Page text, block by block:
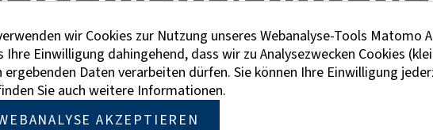
aus Gründen der besseren Lesbarkeit die männliche Bezeichnung
wir Cookies zur Nutzung unseres Webanalyse-Tools Matomo
Ihre Einwilligung dahingehend, dass wir zu Analysezwecken Cookies
Daten verarbeiten dürfen. Sie können Ihre Einwilligung
Sie auch weitere Informationen.
AKZEPTIEREN